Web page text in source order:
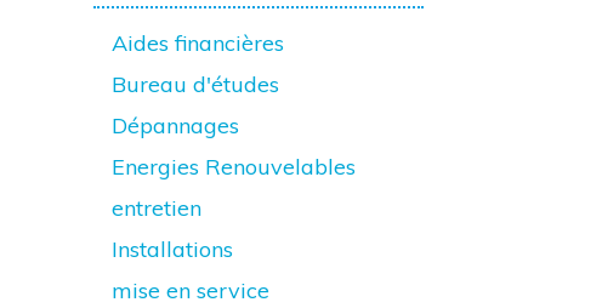
Aides financières
Bureau d'études
Dépannages
Energies Renouvelables
entretien
Installations
mise en service